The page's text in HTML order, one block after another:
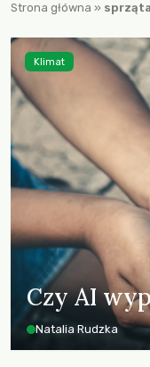
Strona główna »
Czy AI
Natalia Rudzka
Klimat